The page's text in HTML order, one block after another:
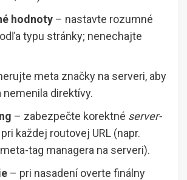
hodnoty – nastavte rozumné
typu stránky; nenechajte
meta značky na serveri, aby
nemenila direktívy.
– zabezpečte korektné server-
každej routovej URL (napr.
tag managera na serveri).
– pri nasadení overte finálny